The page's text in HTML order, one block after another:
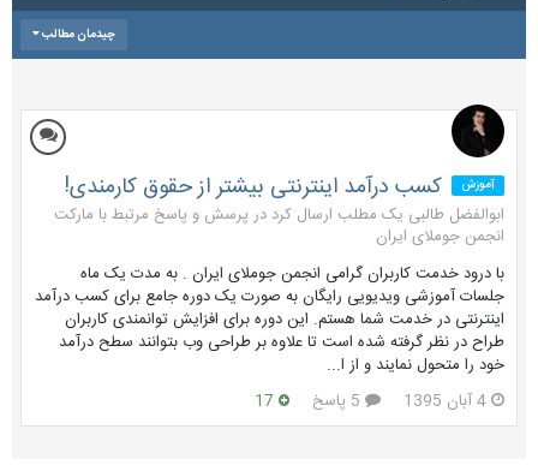
چیدمان مطالب
آموزش کسب درآمد اینترنتی بیشتر از حقوق کارمندی!
ابوالفضل طالبی یک مطلب ارسال کرد در پرسش و پاسخ مرتبط با مارکت
انجمن جوملای ایران
با درود خدمت کاربران گرامی انجمن جوملای ایران . به مدت یک ماه
جلسات آموزشی ویدیویی رایگان به صورت یک دوره جامع برای کسب درآمد
اینترنتی در خدمت شما هستم. این دوره برای افزایش توانمندی کاربران
طراح در نظر گرفته شده است تا علاوه بر طراحی وب بتوانند سطح درآمد
خود را متحول نمایند و از ا...
4 آبان 1395